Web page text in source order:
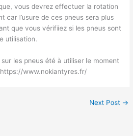
vous devrez effectuer la rotation
car l’usure de ces pneus sera plus
que vous vérifiiez si les pneus sont
utilisation.
sur les pneus été à utiliser le moment
www.nokiantyres.fr/
Next Post →